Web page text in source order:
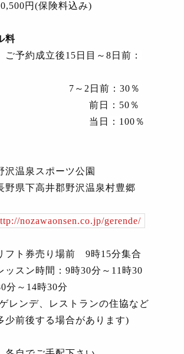
円(保険料込み)
料
ご予約成立後15 日目～8 日前：
7 ～ 2 日前：30 ％
前日： 50 ％
当日： 100 ％
温泉スポーツ公園
下高井郡野沢温泉村豊郷
nozawaonsen.co.jp/gerende/
ト券売り場前9時15分集合
ン時間：9時30分～ 11 時30
分～ 14時30分
レンデ、レストランの住協など
少前後する場合があります)